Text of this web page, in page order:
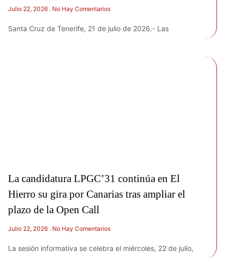
Julio 22, 2026 No Hay Comentarios
Santa Cruz de Tenerife, 21 de julio de 2026.- Las
La candidatura LPGC’31 continúa en El
Hierro su gira por Canarias tras ampliar el
plazo de la Open Call
Julio 22, 2026 No Hay Comentarios
La sesión informativa se celebra el miércoles, 22 de julio,